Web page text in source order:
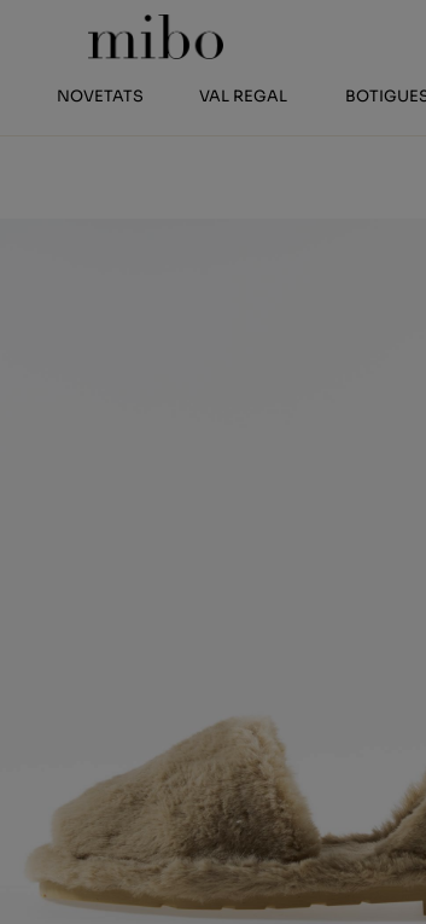
NOVETATS VAL REGAL